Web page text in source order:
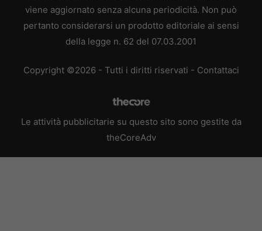
viene aggiornato senza alcuna periodicità. Non può
pertanto considerarsi un prodotto editoriale ai sensi
della legge n. 62 del 07.03.2001
Copyright ©2026 - Tutti i diritti riservati - Contattaci
Le attività pubblicitarie su questo sito sono gestite da
theCoreAdv